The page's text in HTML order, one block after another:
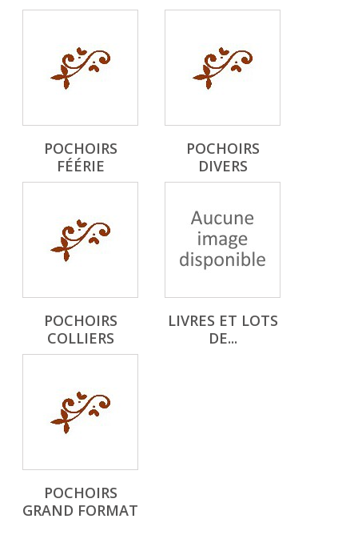
POCHOIRS
FÉÉRIE
POCHOIRS
DIVERS
POCHOIRS
COLLIERS
LIVRES ET LOTS
DE...
POCHOIRS
GRAND FORMAT